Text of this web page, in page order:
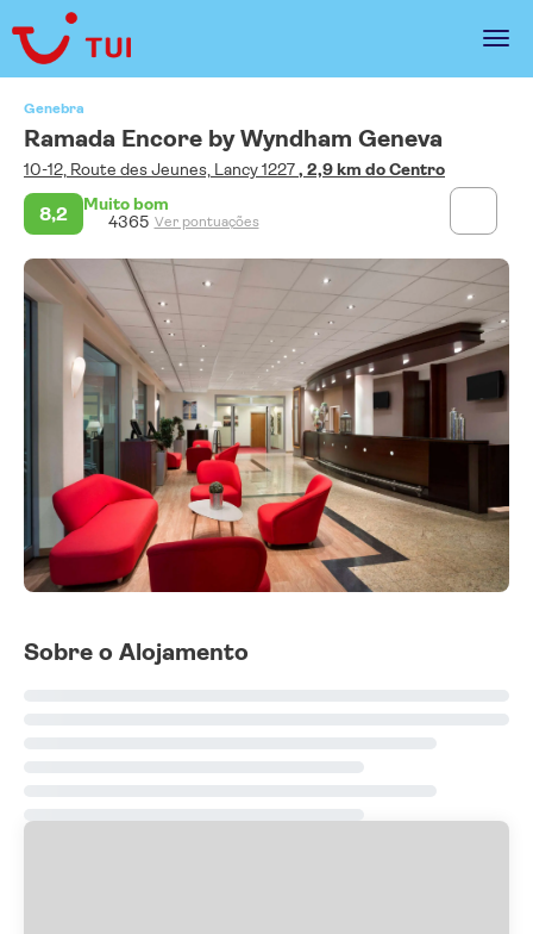
Genebra
Ramada Encore by Wyndham Geneva
10-12, Route des Jeunes, Lancy 1227, 2,9 km do Centro
8,2
Muito bom
4365 Ver pontuações
Sobre o Alojamento